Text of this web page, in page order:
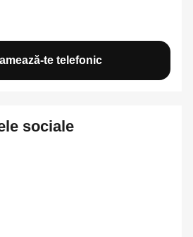
te telefonic
sociale